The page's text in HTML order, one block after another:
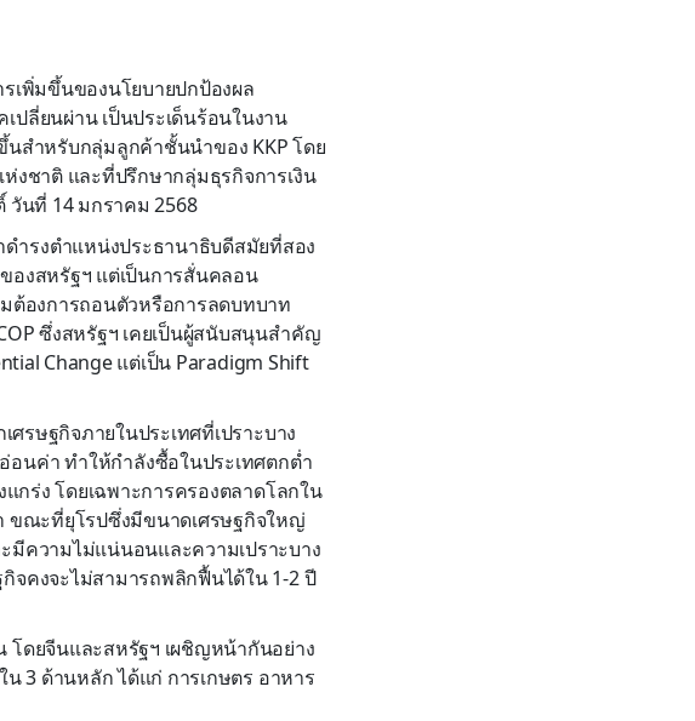
เพิ่มขึ้นของนโยบายปกป้องผล
ปลี่ยนผ่าน เป็นประเด็นร้อนในงาน
นสำหรับกลุ่มลูกค้าชั้นนำของ KKP โดย
งชาติ และที่ปรึกษากลุ่มธุรกิจการเงิน
วันที่ 14 มกราคม 2568
ำรงตำแหน่งประธานาธิบดีสมัยที่สอง
องสหรัฐฯ แต่เป็นการสั่นคลอน
ต้องการถอนตัวหรือการลดบทบาท
ซึ่งสหรัฐฯ เคยเป็นผู้สนับสนุนสำคัญ
Change แต่เป็น Paradigm Shift
รษฐกิจภายในประเทศที่เปราะบาง
นค่า ทำให้กำลังซื้อในประเทศตกต่ำ
กร่ง โดยเฉพาะการครองตลาดโลกใน
ขณะที่ยุโรปซึ่งมีขนาดเศรษฐกิจใหญ่
มีความไม่แน่นอนและความเปราะบาง
จคงจะไม่สามารถพลิกฟื้นได้ใน 1-2 ปี
โดยจีนและสหรัฐฯ เผชิญหน้ากันอย่าง
3 ด้านหลัก ได้แก่ การเกษตร อาหาร